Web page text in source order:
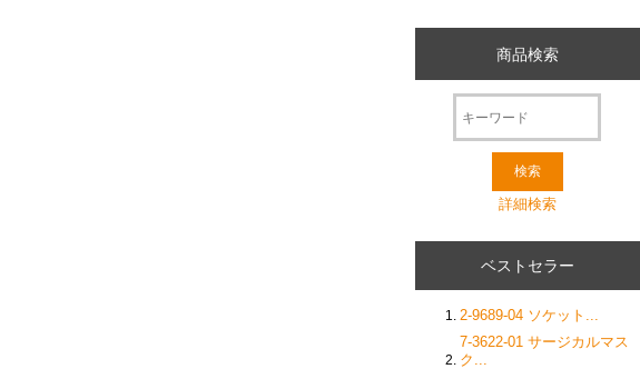
商品検索
詳細検索
ベストセラー
2-9689-04 ソケット...
7-3622-01 サージカルマス
ク...